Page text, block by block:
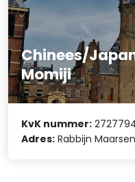
Chinees/
Momiji
KvK nummer:
Adres: Rabbijn